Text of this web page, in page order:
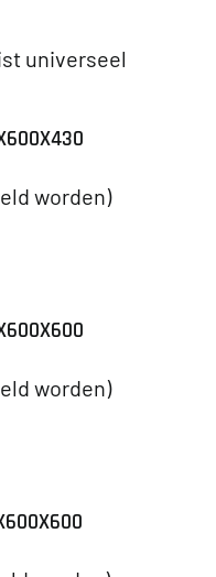
worden)
worden)